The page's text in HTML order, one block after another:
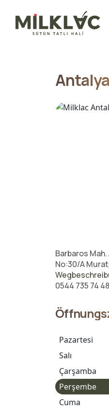
Barbaros Mah.
No:30/A
0544 735 74 48
Pazartesi
Salı
Çarşamba
Perşembe
Cuma